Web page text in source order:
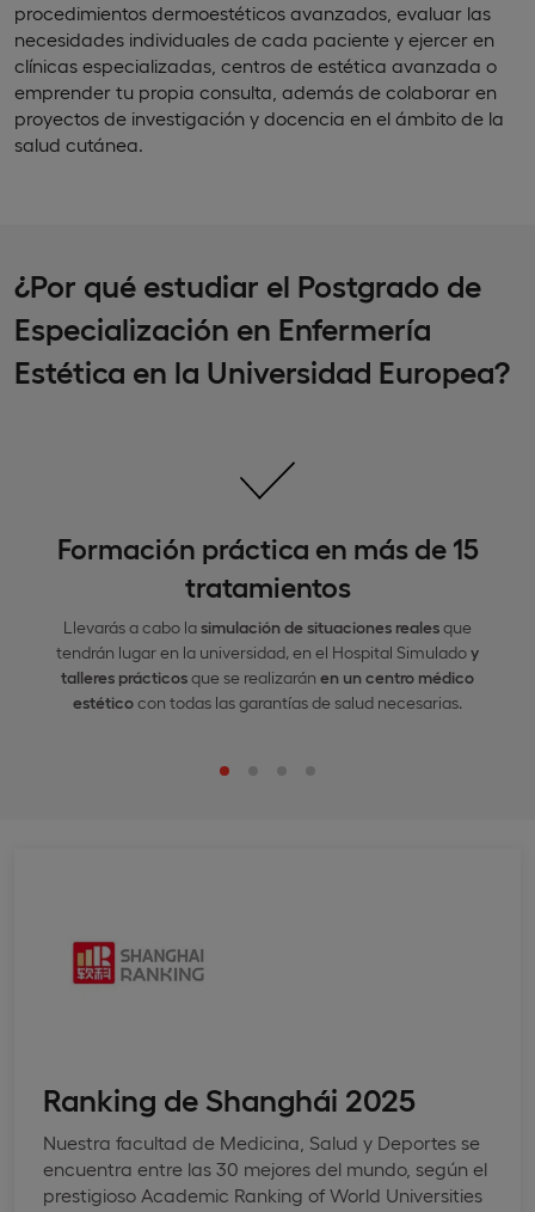
procedimientos dermoestéticos avanzados, evaluar las
necesidades individuales de cada paciente y ejercer en
clínicas especializadas, centros de estética avanzada o
emprender tu propia consulta, además de colaborar en
proyectos de investigación y docencia en el ámbito de la
salud cutánea.
¿Por qué estudiar el Postgrado de
Especialización en Enfermería
Estética en la Universidad Europea?
Formación práctica en más de 15
tratamientos
Llevarás a cabo la simulación de situaciones realesque
tendrán lugar en la universidad, en el Hospital Simuladoy
talleres prácticosque se realizarán en un centro médico
estéticocon todas las garantías de salud necesarias.
Ranking de Shanghái 2025
Nuestra facultad de Medicina, Salud y Deportes se
encuentra entre las 30 mejores del mundo, según el
prestigioso Academic Ranking of World Universities